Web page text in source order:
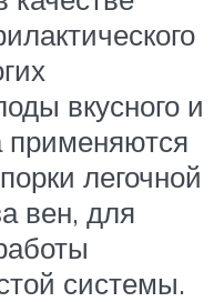
вкусного и
применяются
легочной
вен, для
системы.